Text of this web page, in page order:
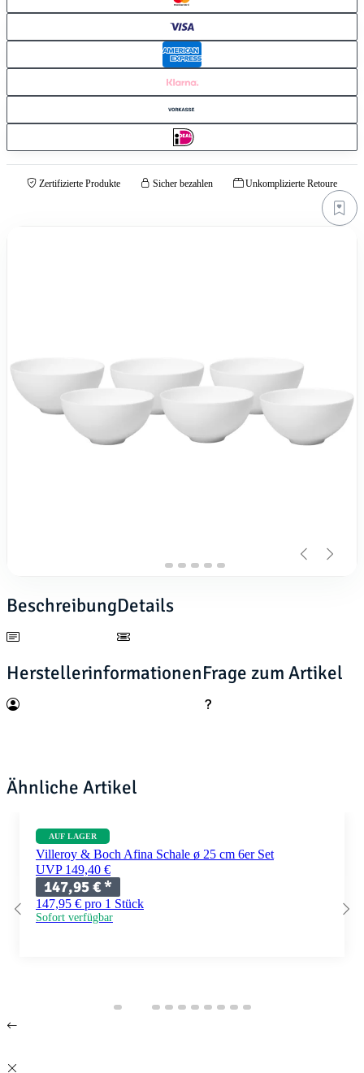
Zertifizierte Produkte Sicher bezahlen Unkomplizierte Retoure
BeschreibungDetails
HerstellerinformationenFrage zum Artikel
Ähnliche Artikel
AUF LAGER
Villeroy & Boch Afina Schale ø 25 cm 6er Set
UVP 149,40 €
147,95 €*
147,95 € pro 1 Stück
Sofort verfügbar